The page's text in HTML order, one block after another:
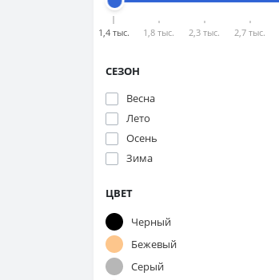
1,4 тыс. 1,8 тыс. 2,3 тыс. 2,7 тыс.
СЕЗОН
Весна
Лето
Осень
Зима
ЦВЕТ
Черный
Бежевый
Серый